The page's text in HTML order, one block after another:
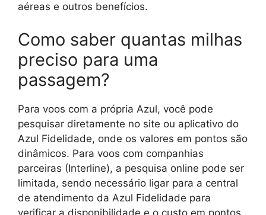
aéreas e outros benefícios.
Como saber quantas milhas
preciso para uma
passagem?
Para voos com a própria Azul, você pode
pesquisar diretamente no site ou aplicativo do
Azul Fidelidade, onde os valores em pontos são
dinâmicos. Para voos com companhias
parceiras (Interline), a pesquisa online pode ser
limitada, sendo necessário ligar para a central
de atendimento da Azul Fidelidade para
verificar a disponibilidade e o custo em pontos,